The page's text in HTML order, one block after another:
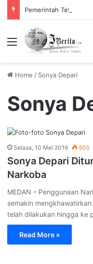
Menu
Home / Sonya Depari
Sonya
Selasa, 10 Mei 2016 605
Sonya Depari
Narkoba
MEDAN – Penggunaan
semakin
telah dilakukan hingga ke
Read More »